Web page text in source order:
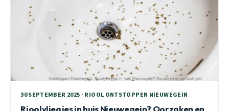
30 SEPTEMBER 2025 · RIOOL ONTSTOPPEN NIEUWEGEIN